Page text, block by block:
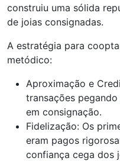
construiu uma sólida
de joias consignadas.
A estratégia para
metódico:
Aproximação e
transações
em consignação.
Fidelização: Os
eram pagos
confiança cega dos